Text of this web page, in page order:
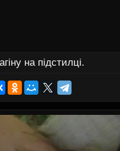
на підстилці.